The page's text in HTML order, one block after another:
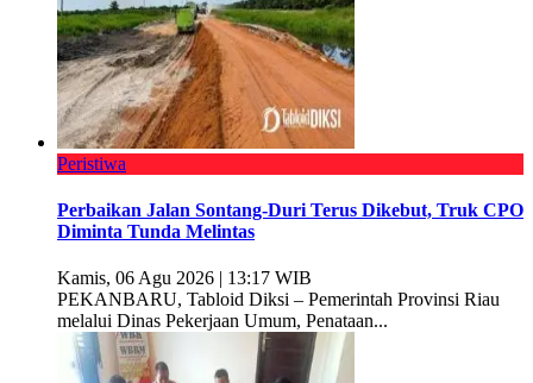
Peristiwa
Perbaikan Jalan Sontang-Duri Terus Dikebut, Truk CPO
Diminta Tunda Melintas
Kamis, 06 Agu 2026 | 13:17 WIB
PEKANBARU, Tabloid Diksi – Pemerintah Provinsi Riau
melalui Dinas Pekerjaan Umum, Penataan...